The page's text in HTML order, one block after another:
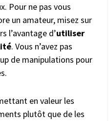
Pour ne pas vous
un amateur, misez sur
l’avantage d’utiliser
. Vous n’avez pas
de manipulations pour
en valeur les
plutôt que de les